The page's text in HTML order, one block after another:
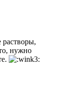
нужно